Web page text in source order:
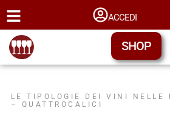
ACCEDI
SHOP
LE TIPOLOGIE DEI VINI NELLE
– QUATTROCALICI